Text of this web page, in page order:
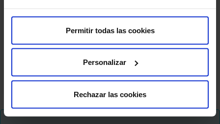
Permitir todas las cookies
Personalizar
Rechazar las cookies
PorMercedes Núñez Maroñas 27/12/2024 7 Mins de lectura
En un mundo en constante cambio, el diseño
juega un papel fundamental en mejorar la
relación entre las instituciones públicas y la…